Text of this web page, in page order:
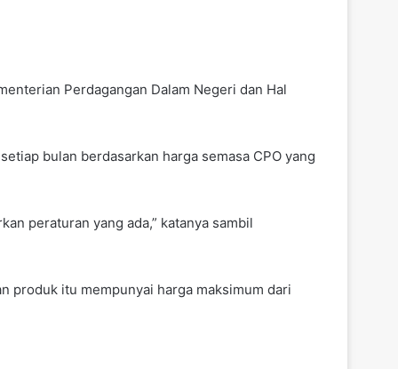
Perdagangan Dalam Negeri dan Hal
bulan berdasarkan harga semasa CPO yang
peraturan yang ada,” katanya sambil
produk itu mempunyai harga maksimum dari